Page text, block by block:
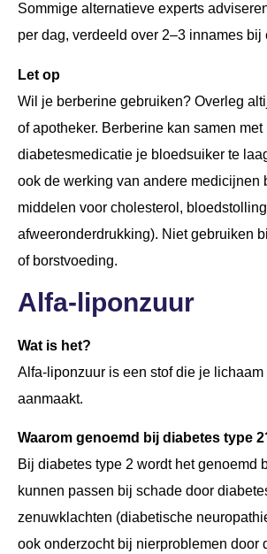
Sommige alternatieve experts
per dag, verdeeld over 2–3 innames bij
Let op
Wil je berberine gebruiken? Overleg
of apotheker. Berberine kan samen met
diabetesmedicatie je bloedsuiker te
ook de werking van andere medicijnen
middelen voor cholesterol,
afweeronderdrukking). Niet gebruiken
of borstvoeding.
Alfa-liponzuur
Wat is het?
Alfa-liponzuur is een stof die je lichaam
aanmaakt.
Waarom genoemd bij diabetes type
Bij diabetes type 2 wordt het genoemd
kunnen passen bij schade door
zenuwklachten (diabetische
ook onderzocht bij nierproblemen door